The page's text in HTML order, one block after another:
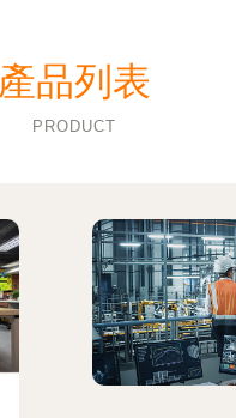
產品列表
PRODUCT